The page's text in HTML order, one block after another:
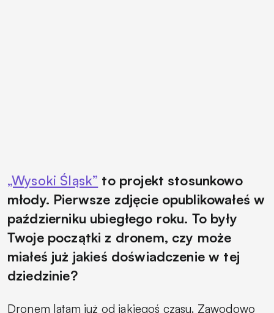
„Wysoki Śląsk” to projekt stosunkowo
młody. Pierwsze zdjęcie opublikowałeś w
październiku ubiegłego roku. To były
Twoje początki z dronem, czy może
miałeś już jakieś doświadczenie w tej
dziedzinie?
Dronem latam już od jakiegoś czasu. Zawodowo